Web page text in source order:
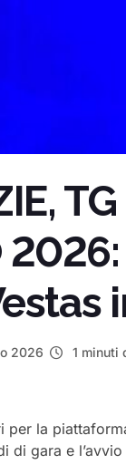
2026 1 minuti
per la
di gara e